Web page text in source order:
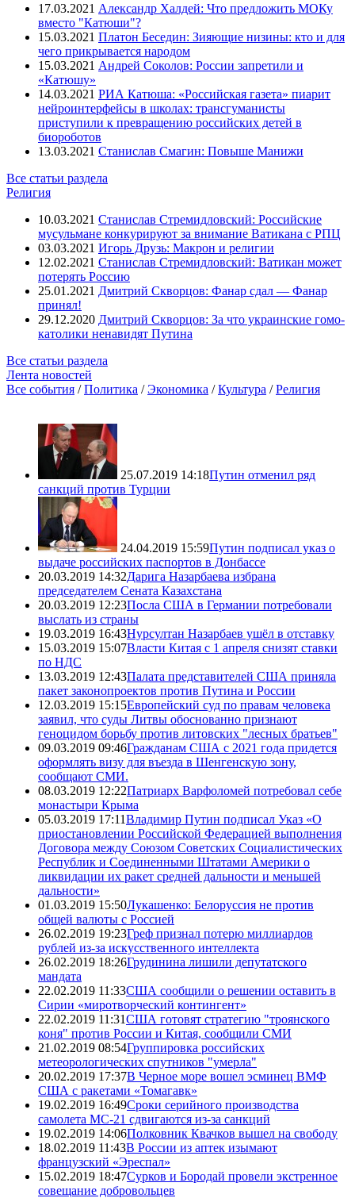
17.03.2021 Александр Халдей: Что предложить МОКу
вместо "Катюши"?
15.03.2021 Платон Беседин: Зияющие низины: кто и для
чего прикрывается народом
15.03.2021 Андрей Соколов: России запретили и
«Катюшу»
14.03.2021 РИА Катюша: «Российская газета» пиарит
нейроинтерфейсы в школах: трансгуманисты
приступили к превращению российских детей в
биороботов
13.03.2021 Станислав Смагин: Повыше Манижи
Все статьи раздела
Религия
10.03.2021 Станислав Стремидловский: Российские
мусульмане конкурируют за внимание Ватикана с РПЦ
03.03.2021 Игорь Друзь: Макрон и религии
12.02.2021 Станислав Стремидловский: Ватикан может
потерять Россию
25.01.2021 Дмитрий Скворцов: Фанар сдал — Фанар
принял!
29.12.2020 Дмитрий Скворцов: За что украинские гомо-
католики ненавидят Путина
Все статьи раздела
Лента новостей
Все события /Политика /Экономика /Культура /Религия
25.07.2019 14:18Путин отменил ряд
санкций против Турции
24.04.2019 15:59Путин подписал указ о
выдаче российских паспортов в Донбассе
20.03.2019 14:32Дарига Назарбаева избрана
председателем Сената Казахстана
20.03.2019 12:23Посла США в Германии потребовали
выслать из страны
19.03.2019 16:43Нурсултан Назарбаев ушёл в отставку
15.03.2019 15:07Власти Китая с 1 апреля снизят ставки
по НДС
13.03.2019 12:43Палата представителей США приняла
пакет законопроектов против Путина и России
12.03.2019 15:15Европейский суд по правам человека
заявил, что суды Литвы обоснованно признают
геноцидом борьбу против литовских "лесных братьев"
09.03.2019 09:46Гражданам США с 2021 года придется
оформлять визу для въезда в Шенгенскую зону,
сообщают СМИ.
08.03.2019 12:22Патриарх Варфоломей потребовал себе
монастыри Крыма
05.03.2019 17:11Владимир Путин подписал Указ «О
приостановлении Российской Федерацией выполнения
Договора между Союзом Советских Социалистических
Республик и Соединенными Штатами Америки о
ликвидации их ракет средней дальности и меньшей
дальности»
01.03.2019 15:50Лукашенко: Белоруссия не против
общей валюты с Россией
26.02.2019 19:23Греф признал потерю миллиардов
рублей из-за искусственного интеллекта
26.02.2019 18:26Грудинина лишили депутатского
мандата
22.02.2019 11:33США сообщили о решении оставить в
Сирии «миротворческий контингент»
22.02.2019 11:31США готовят стратегию "троянского
коня" против России и Китая, сообщили СМИ
21.02.2019 08:54Группировка российских
метеорологических спутников "умерла"
20.02.2019 17:37В Черное море вошел эсминец ВМФ
США с ракетами «Томагавк»
19.02.2019 16:49Сроки серийного производства
самолета МС-21 сдвигаются из-за санкций
19.02.2019 14:06Полковник Квачков вышел на свободу
18.02.2019 11:43В России из аптек изымают
французский «Эреспал»
15.02.2019 18:47Сурков и Бородай провели экстренное
совещание добровольцев